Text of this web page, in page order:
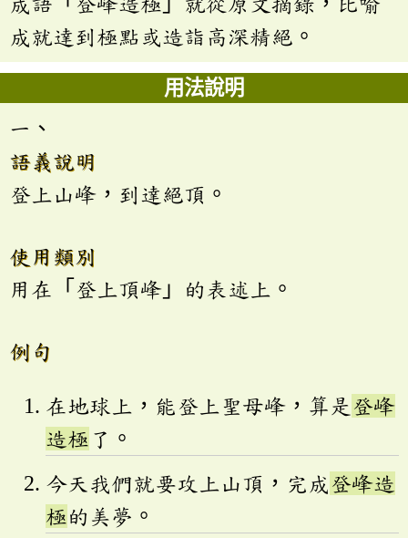
成就達到極點或造詣高深精絕。
用法說明
一、
語義說明
登上山峰，到達絕頂。
使用類別
用在「登上頂峰」的表述上。
例句
在地球上，能登上聖母峰，算是 登峰
造極 了。
今天我們就要攻上山頂，完成登峰造
極的美夢。